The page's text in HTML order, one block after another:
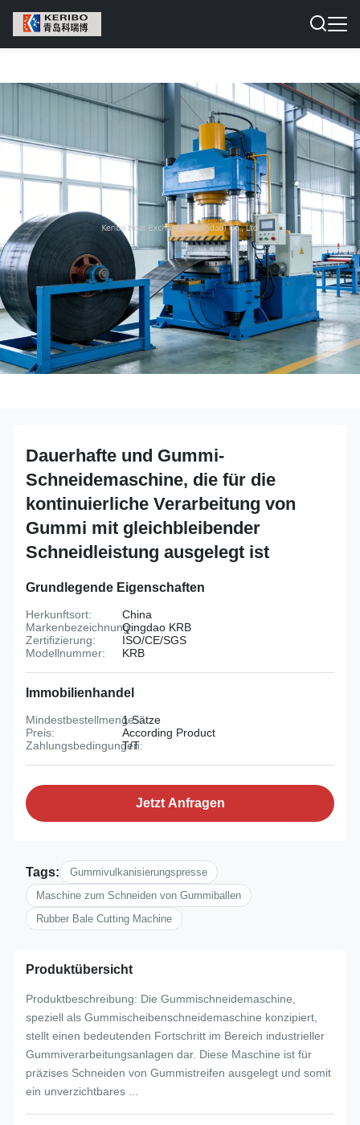
Dauerhafte und Gummi-
Schneidemaschine, die für die
kontinuierliche Verarbeitung von
Gummi mit gleichbleibender
Schneidleistung ausgelegt ist
Grundlegende Eigenschaften
Herkunftsort:
China
Markenbezeichnung:Qingdao KRB
Zertifizierung:
ISO/CE/SGS
Modellnummer:
KRB
Immobilienhandel
Mindestbestellmenge:1 Sätze
Preis:
According Product
Zahlungsbedingungen:
T/T
Jetzt Anfragen
Tags:
Gummivulkanisierungspresse
Maschine zum Schneiden von Gummiballen
Rubber Bale Cutting Machine
Produktübersicht
Produktbeschreibung: Die Gummischneidemaschine,
speziell als Gummischeibenschneidemaschine konzipiert,
stellt einen bedeutenden Fortschritt im Bereich industrieller
Gummiverarbeitungsanlagen dar. Diese Maschine ist für
präzises Schneiden von Gummistreifen ausgelegt und somit
ein unverzichtbares ...